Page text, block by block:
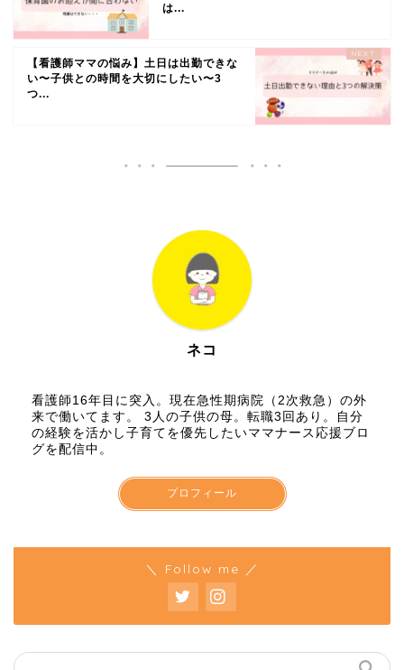
は...
【看護師ママの悩み】土日は出勤できな
い〜子供との時間を大切にしたい〜3
つ...
ネコ
看護師16年目に突入。現在急性期病院（2次救急）の外
来で働いてます。 3人の子供の母。転職3回あり。自分
の経験を活かし子育てを優先したいママナース応援ブロ
グを配信中。
プロフィール
＼ Follow me ／